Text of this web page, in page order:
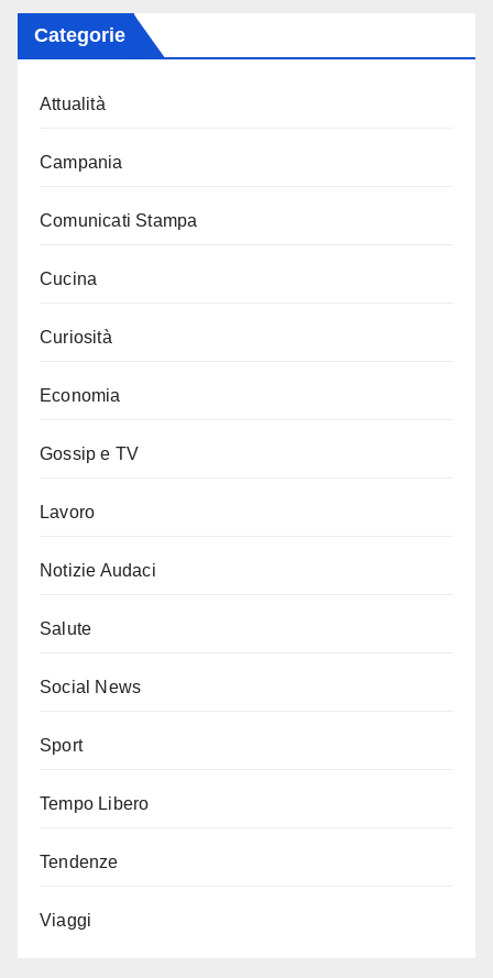
Categorie
Attualità
Campania
Comunicati Stampa
Cucina
Curiosità
Economia
Gossip e TV
Lavoro
Notizie Audaci
Salute
Social News
Sport
Tempo Libero
Tendenze
Viaggi